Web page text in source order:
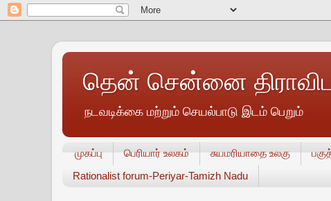
தென் சென்னை
நடவடிக்கை மற்றும் செயல்பாடு இடம் பெறும்
முகப்பு பெரியார் உலகம் சுயமரியாதை உலகு
Rationalist forum-Periyar-Tamizh Nadu